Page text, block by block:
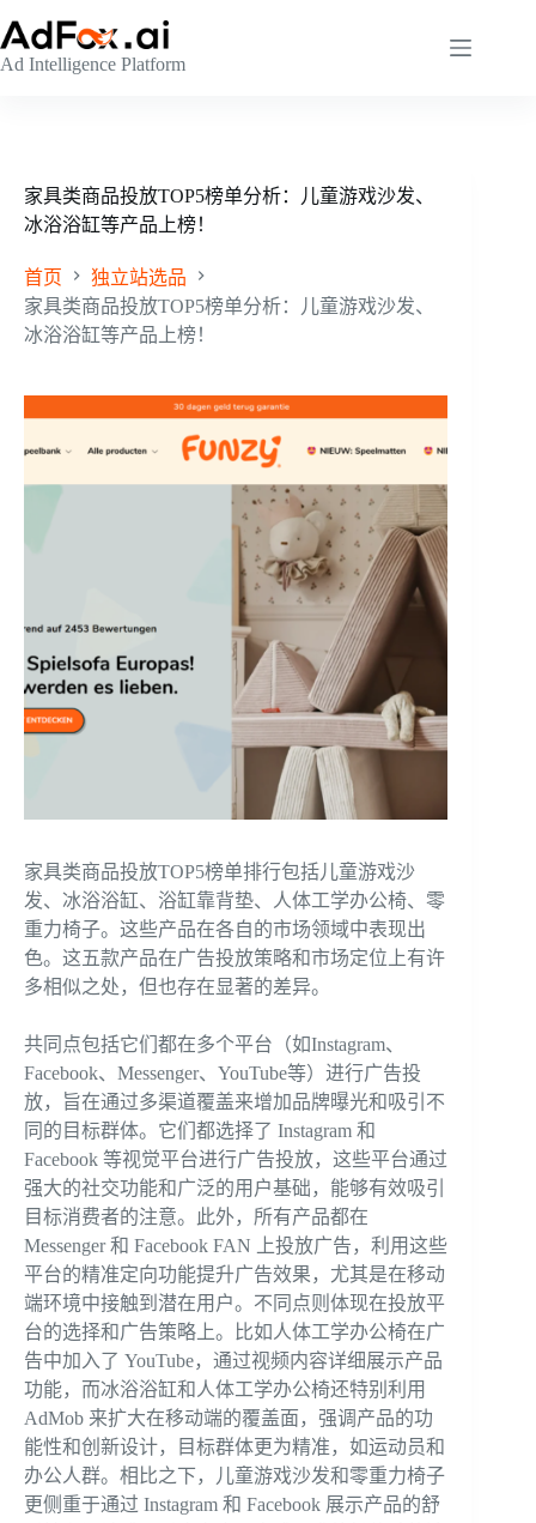
至
内
Ad Intelligence Platform
家具类商品投放TOP5榜单分析：儿童游戏沙发、
冰浴浴缸等产品上榜！
首页
独立站选品
家具类商品投放TOP5榜单分析：儿童游戏沙发、
冰浴浴缸等产品上榜！
家具类商品投放TOP5榜单排行包括儿童游戏沙
发、冰浴浴缸、浴缸靠背垫、人体工学办公椅、零
重力椅子。这些产品在各自的市场领域中表现出
色。这五款产品在广告投放策略和市场定位上有许
多相似之处，但也存在显著的差异。
共同点包括它们都在多个平台（如Instagram、
Facebook、Messenger、YouTube等）进行广告投
放，旨在通过多渠道覆盖来增加品牌曝光和吸引不
同的目标群体。它们都选择了 Instagram 和
Facebook 等视觉平台进行广告投放，这些平台通过
强大的社交功能和广泛的用户基础，能够有效吸引
目标消费者的注意。此外，所有产品都在
Messenger 和 Facebook FAN 上投放广告，利用这些
平台的精准定向功能提升广告效果，尤其是在移动
端环境中接触到潜在用户。不同点则体现在投放平
台的选择和广告策略上。比如人体工学办公椅在广
告中加入了 YouTube，通过视频内容详细展示产品
功能，而冰浴浴缸和人体工学办公椅还特别利用
AdMob 来扩大在移动端的覆盖面，强调产品的功
能性和创新设计，目标群体更为精准，如运动员和
办公人群。相比之下，儿童游戏沙发和零重力椅子
更侧重于通过 Instagram 和 Facebook 展示产品的舒